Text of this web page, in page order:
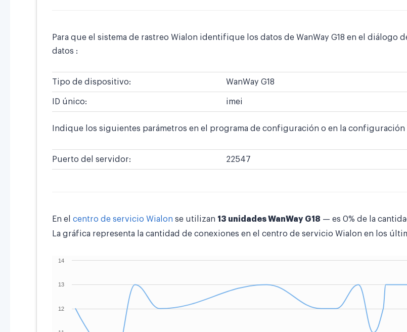
Para que el sistema de rastreo Wialon identifique los datos de WanWay G18 en el
datos :
Tipo de dispositivo: WanWay G18
ID único: imei
Indique los siguientes parámetros en el programa de configuración o en la configuración
Puerto del servidor: 22547
En el centro de servicio Wialon se utilizan 13 unidades WanWay G18 — es 0% de la
La gráfica representa la cantidad de conexiones en el centro de servicio Wialon en los